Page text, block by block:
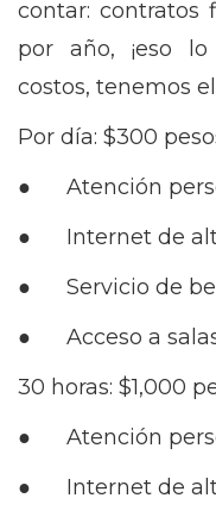
contar: contratos
por año, ¡eso
costos, tenemos
Por día: $300
● Atención
● Internet de
● Servicio de
● Acceso a
30 horas: $1,000
● Atención
● Internet de